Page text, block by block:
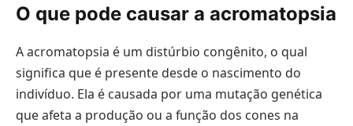
O que pode causar a acromatopsia
A acromatopsia é um distúrbio congênito, o qual
significa que é presente desde o nascimento do
indivíduo. Ela é causada por uma mutação genética
que afeta a produção ou a função dos cones na